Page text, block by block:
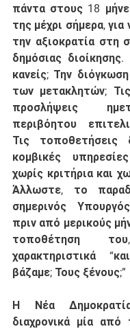
πάντα στους 18
της μέχρι σήμερα, για
την αξιοκρατία στη
δημόσιας
κανείς; Την
των μετακλητών;
προσλήψεις
περιβόητου
Τις τοποθετήσεις
κομβικές
χωρίς κριτήρια και
Άλλωστε, το
σημερινός
πριν από μερικούς
τοποθέτηση
χαρακτηριστικά
βάζαμε; Τους ξένους;”
Η Νέα
διαχρονικά μία από